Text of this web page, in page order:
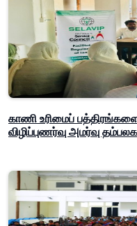
காணி உரிமைப்
விழிப்புணர்வு அமர்வு